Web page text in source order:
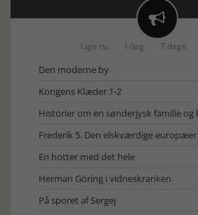

Lige nu I dag 7 dage
Den moderne by
Kongens Klæder 1-2
Historier om en sønderjysk familie og
Frederik 5. Den elskværdige europæer
En hotter med det hele
Herman Göring i vidneskranken
På sporet af Sergej